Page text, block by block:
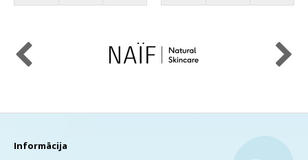
Informācija